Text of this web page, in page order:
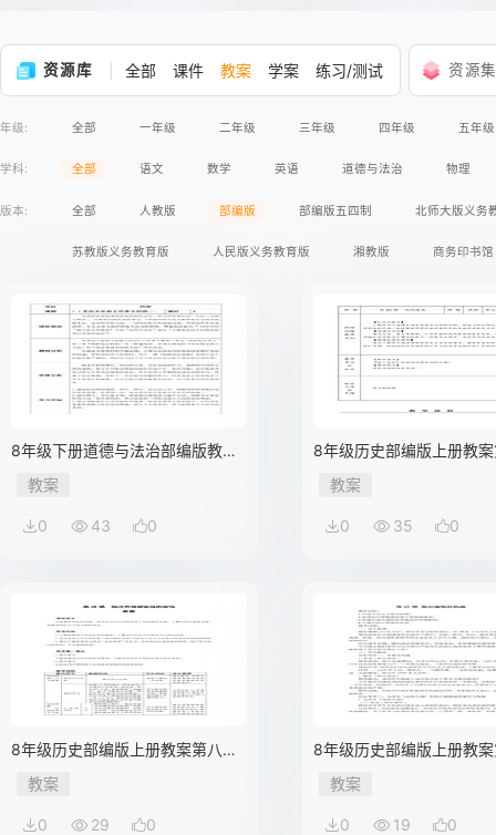
资源库 全部 课件 教案 学案 练习/测试 资源
年级: 全部 一年级 二年级 三年级 四年级 五年级
学科: 全部 语文 数学 英语 道德与法治 物理
版本: 全部 人教版 部编版 部编版五四制 北师大版义务
苏教版义务教育版 人民版义务教育版 湘教版 商务印书馆
8年级下册道德与法治部编版教案
第一单元 1.1 党的主张和人民意志
的统一 02
教案
0 43 0
8年级历史部编版上册教
元第23课 内战爆发
教案
0 35 0
8年级历史部编版上册教案第八单
元第25课 经济和社会生活的变化
教案
0 29 0
8年级历史部编版上册教
元第21课 敌后战场的抗战
教案
0 19 0